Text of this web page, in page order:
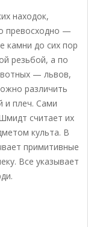
находок,
превосходно —
камни до сих пор
резьбой, а по
— львов,
различить
и плеч. Сами
считает их
культа. В
примитивные
Все указывает